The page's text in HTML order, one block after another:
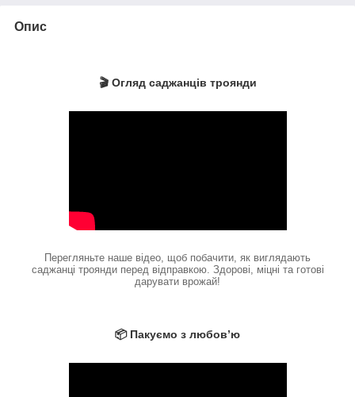
Опис
🎬 Огляд саджанців троянди
Перегляньте наше відео, щоб побачити, як виглядають
саджанці троянди перед відправкою. Здорові, міцні та готові
дарувати врожай!
📦 Пакуємо з любов’ю